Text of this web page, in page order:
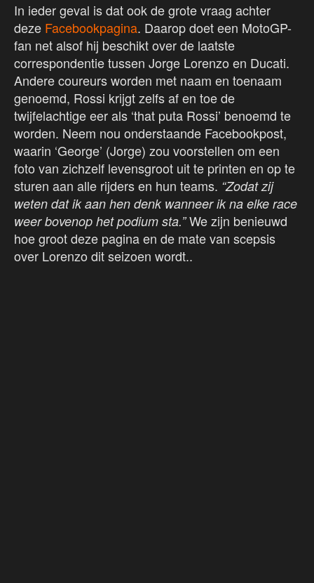
In ieder geval is dat ook de grote vraag achter
deze Facebookpagina. Daarop doet een MotoGP-
fan net alsof hij beschikt over de laatste
correspondentie tussen Jorge Lorenzo en Ducati.
Andere coureurs worden met naam en toenaam
genoemd, Rossi krijgt zelfs af en toe de
twijfelachtige eer als ‘that puta Rossi’ benoemd te
worden. Neem nou onderstaande Facebookpost,
waarin ‘George’ (Jorge) zou voorstellen om een
foto van zichzelf levensgroot uit te printen en op te
sturen aan alle rijders en hun teams. “Zodat zij
weten dat ik aan hen denk wanneer ik na elke race
weer bovenop het podium sta.”We zijn benieuwd
hoe groot deze pagina en de mate van scepsis
over Lorenzo dit seizoen wordt..